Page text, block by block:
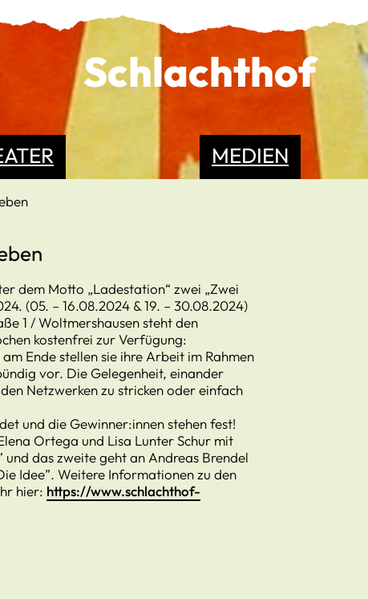
Schlachthof
MEDIEN
dem Motto „Ladestation“ zwei „Zwei
(05. – 16.08.2024 & 19. – 30.08.2024)
1 / Woltmershausen steht den
kostenfrei zur Verfügung:
Ende stellen sie ihre Arbeit im Rahmen
vor. Die Gelegenheit, einander
Netzwerken zu stricken oder einfach
und die Gewinner:innen stehen fest!
Ortega und Lisa Lunter Schur mit
und das zweite geht an Andreas Brendel
Idee”. Weitere Informationen zu den
hier: https://www.schlachthof-